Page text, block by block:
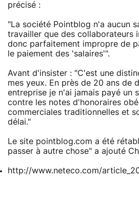
précisé :
"La société Pointblog n'a aucun
travailler que des collaborateurs
donc parfaitement impropre de
le paiement des 'salaires'".
Avant d'insister : "C'est une
mes yeux. En près de 20 ans de
entreprise je n'ai jamais payé un
contre les notes d'honoraires
commerciales traditionnelles et
délai."
Le site pointblog.com a été
passer à autre chose" a ajouté
http://www.neteco.com/